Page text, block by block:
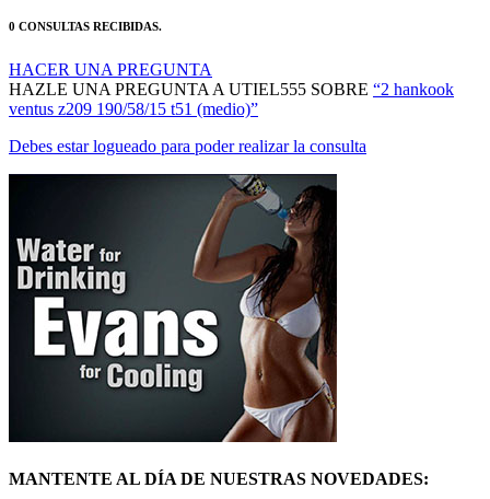
HAZLE UNA PREGUNTA A UTIEL555 SOBRE
ventus z209 190/58/15 t51 (medio)”
Debes estar logueado para poder realizar la consulta